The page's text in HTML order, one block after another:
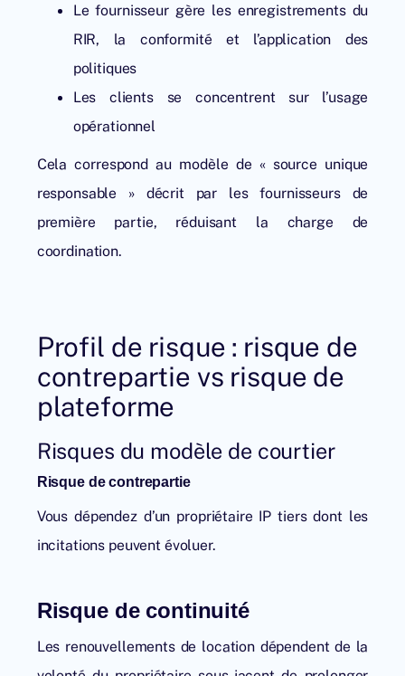
Le fournisseur gère les enregistrements du
RIR, la conformité et l’application des
politiques
Les clients se concentrent sur l’usage
opérationnel
Cela correspond au modèle de « source unique
responsable » décrit par les fournisseurs de
première partie, réduisant la charge de
coordination.
Profil de risque : risque de
contrepartie vs risque de
plateforme
Risques du modèle de courtier
Risque de contrepartie
Vous dépendez d’un propriétaire IP tiers dont les
incitations peuvent évoluer.
Risque de continuité
Les renouvellements de location dépendent de la